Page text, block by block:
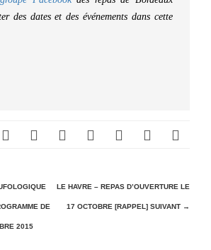
des dates et des événements dans cette
DE
2015
LE HAVRE – REPAS D’OUVERTURE LE
17 OCTOBRE [RAPPEL] SUIVANT →